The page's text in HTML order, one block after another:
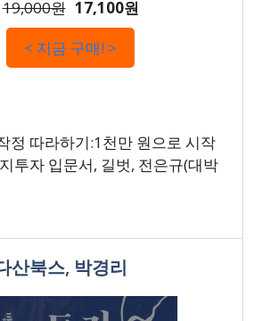
19,000원 17,100원
< 지금 구매! >
정 따라하기:1천만 원으로 시작
투자 입문서, 길벗, 전은규(대박
산북스, 박경리